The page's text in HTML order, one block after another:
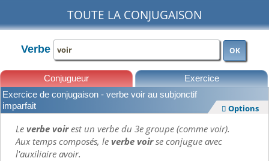
TOUTE LA CONJUGAISON
Verbe OK
Conjugueur Exercice
Leçons
Exercice de conjugaison - verbe voir au subjonctif
imparfait
 Options
Leverbe voirest un verbe du 3e groupe (comme voir).
Aux temps composés, leverbe voirse conjugue avec
l'auxiliaire avoir.